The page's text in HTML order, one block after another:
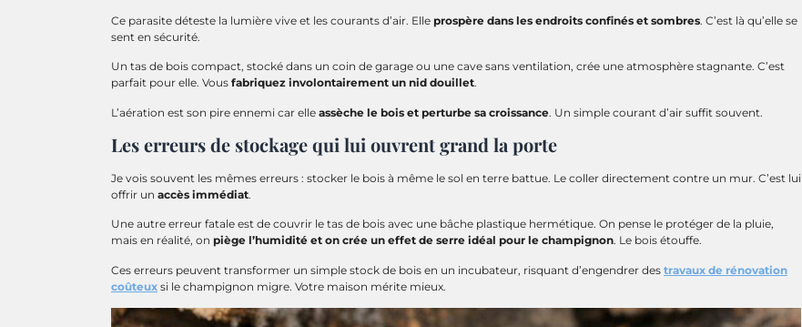
Ce parasite déteste la lumière vive et les courants d’air. Elle prospère dans les endroits confinés et sombres. C’est là qu’elle se
sent en sécurité.
Un tas de bois compact, stocké dans un coin de garage ou une cave sans ventilation, crée une atmosphère stagnante. C’est
parfait pour elle. Vous fabriquez involontairement un nid douillet.
L’aération est son pire ennemi car elle assèche le bois et perturbe sa croissance. Un simple courant d’air suffit souvent.
Les erreurs de stockage qui lui ouvrent grand la porte
Je vois souvent les mêmes erreurs : stocker le bois à même le sol en terre battue. Le coller directement contre un mur. C’est lui
offrir un accès immédiat.
Une autre erreur fatale est de couvrir le tas de bois avec une bâche plastique hermétique. On pense le protéger de la pluie,
mais en réalité, on piège l’humidité et on crée un effet de serre idéal pour le champignon. Le bois étouffe.
Ces erreurs peuvent transformer un simple stock de bois en un incubateur, risquant d’engendrer des travaux de rénovation
coûteux si le champignon migre. Votre maison mérite mieux.